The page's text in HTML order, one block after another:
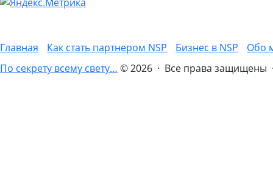
Главная Как стать партнером NSP Бизнес в NSP
Обо
По секрету всему свету… © 2026 · Все права защищены